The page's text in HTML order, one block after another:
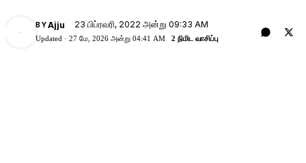
A
BYAjju 23 பிப்ரவரி, 2022 அன்று 09:33 AM
Updated · 27 மே, 2026 அன்று 04:41 AM 2 நிமிட வாசிப்பு